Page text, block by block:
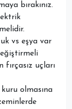
bırakınız.
vs eşya var
uçları
olmasına